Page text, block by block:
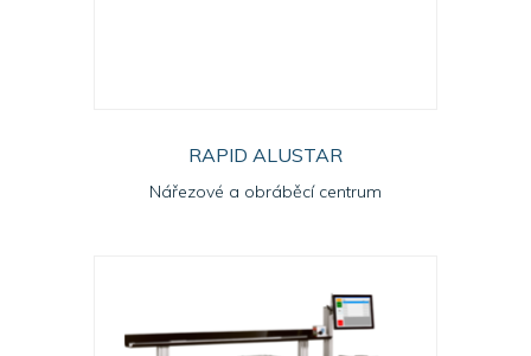
RAPID ALUSTAR
Nářezové a obráběcí centrum